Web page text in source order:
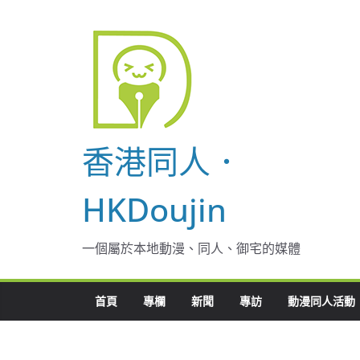
香港同人．
HKDoujin
一個屬於本地動漫、同人、御宅的媒體
首頁 專欄 新聞 專訪 動漫同人活動